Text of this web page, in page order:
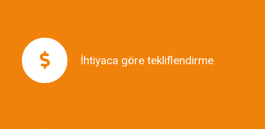
İhtiyaca göre tekliflendirme
görüşme, saha ziyareti veya
konferans formatına göre uygun